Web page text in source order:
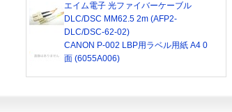
エイム電子 光ファイバーケーブル
DLC/DSC MM62.5 2m (AFP2-
DLC/DSC-62-02)
CANON P-002 LBP用ラベル用紙 A4 0
面 (6055A006)